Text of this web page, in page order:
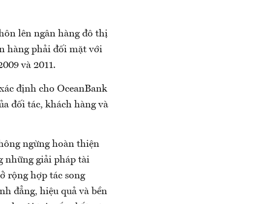
lên ngân hàng đô thị
hàng phải đối mặt với
và 2011.
định cho OceanBank
đối tác, khách hàng và
ngừng hoàn thiện
những giải pháp tài
rộng hợp tác song
đẳng, hiệu quả và bền